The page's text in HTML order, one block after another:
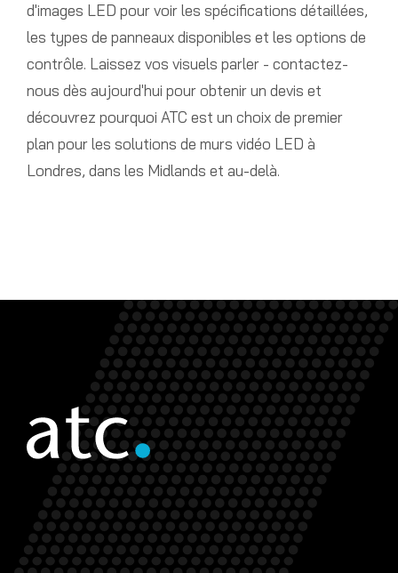
d'images LED pour voir les spécifications détaillées,
les types de panneaux disponibles et les options de
contrôle. Laissez vos visuels parler - contactez-
nous dès aujourd'hui pour obtenir un devis et
découvrez pourquoi ATC est un choix de premier
plan pour les solutions de murs vidéo LED à
Londres, dans les Midlands et au-delà.